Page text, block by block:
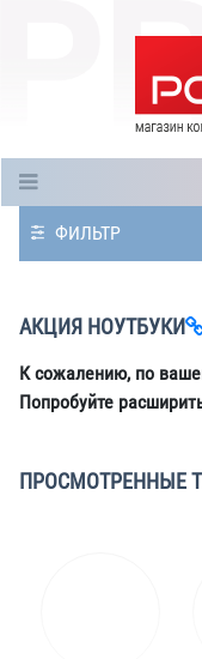
ФИЛЬТР
АКЦИЯ НОУТБУКИ
К сожалению, по
Попробуйте
ПРОСМОТРЕННЫЕ